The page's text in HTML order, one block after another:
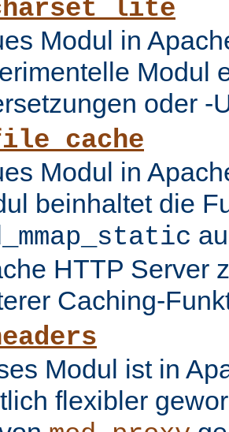
Modul in
Modul
oder -
Modul in
beinhaltet die
HTTP Server
Caching-
Modul ist in
flexibler